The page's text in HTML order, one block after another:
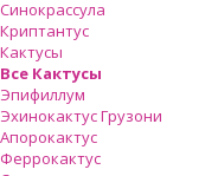
Синокрассула
Криптантус
Кактусы
Все Кактусы
Эпифиллум
Эхинокактус Грузони
Апорокактус
Феррокактус